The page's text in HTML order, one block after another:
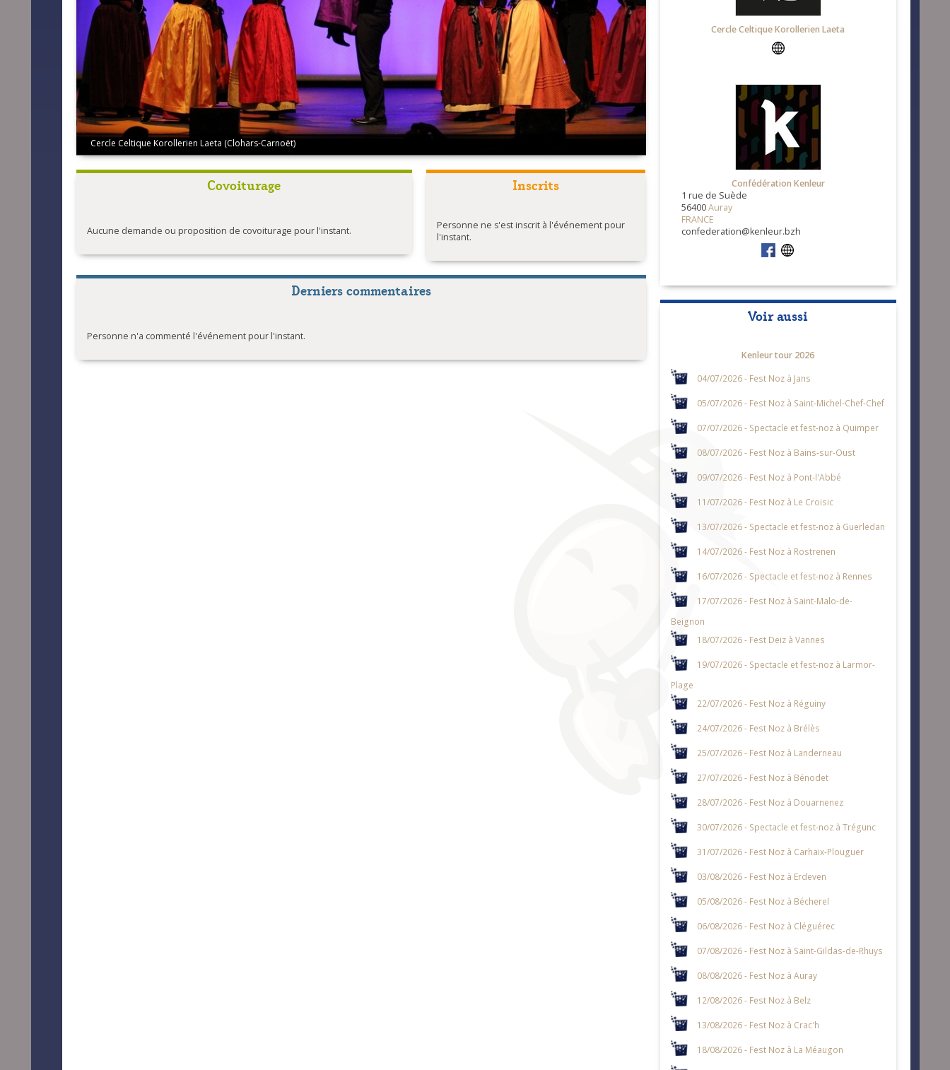
Cercle Celtique Korollerien Laeta (Clohars-Carnoët)
Covoiturage
Aucune demande ou proposition de covoiturage pour l'instant.
Inscrits
Personne ne s'est inscrit à l'événement pour
l'instant.
Derniers commentaires
Personne n'a commenté l'événement pour l'instant.
Cercle Celtique Korollerien Laeta
Confédération Kenleur
1 rue de Suède
56400Auray
FRANCE
confederation@kenleur.bzh
Voir aussi
Kenleur tour 2026
04/07/2026 - Fest Noz à Jans
05/07/2026 - Fest Noz à Saint-Michel-Chef-Chef
07/07/2026 - Spectacle et fest-noz à Quimper
08/07/2026 - Fest Noz à Bains-sur-Oust
09/07/2026 - Fest Noz à Pont-l'Abbé
11/07/2026 - Fest Noz à Le Croisic
13/07/2026 - Spectacle et fest-noz à Guerledan
14/07/2026 - Fest Noz à Rostrenen
16/07/2026 - Spectacle et fest-noz à Rennes
17/07/2026 - Fest Noz à Saint-Malo-de-
Beignon
18/07/2026 - Fest Deiz à Vannes
19/07/2026 - Spectacle et fest-noz à Larmor-
Plage
22/07/2026 - Fest Noz à Réguiny
24/07/2026 - Fest Noz à Brélès
25/07/2026 - Fest Noz à Landerneau
27/07/2026 - Fest Noz à Bénodet
28/07/2026 - Fest Noz à Douarnenez
30/07/2026 - Spectacle et fest-noz à Trégunc
31/07/2026 - Fest Noz à Carhaix-Plouguer
03/08/2026 - Fest Noz à Erdeven
05/08/2026 - Fest Noz à Bécherel
06/08/2026 - Fest Noz à Cléguérec
07/08/2026 - Fest Noz à Saint-Gildas-de-Rhuys
08/08/2026 - Fest Noz à Auray
12/08/2026 - Fest Noz à Belz
13/08/2026 - Fest Noz à Crac'h
18/08/2026 - Fest Noz à La Méaugon